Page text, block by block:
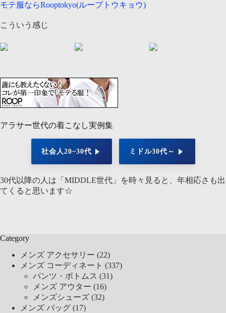
モテ服ならRooptokyo(ループトウキョウ)
こういう感じ
アラサー世代の着こなし実例集
社会人20~30代 ミドル30代～
30代以降の人は「MIDDLE世代」を時々見ると、年相応さも出
てくると思います☆
Category
メンズ アクセサリー (22)
メンズ コーディネート (337)
パンツ・ボトムス (31)
メンズ アウター (16)
メンズシューズ (32)
メンズ バッグ (17)